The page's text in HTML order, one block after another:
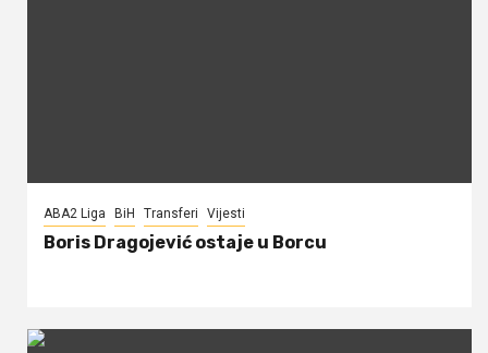
ABA2 Liga BiH Transferi Vijesti
Boris Dragojević ostaje u Borcu